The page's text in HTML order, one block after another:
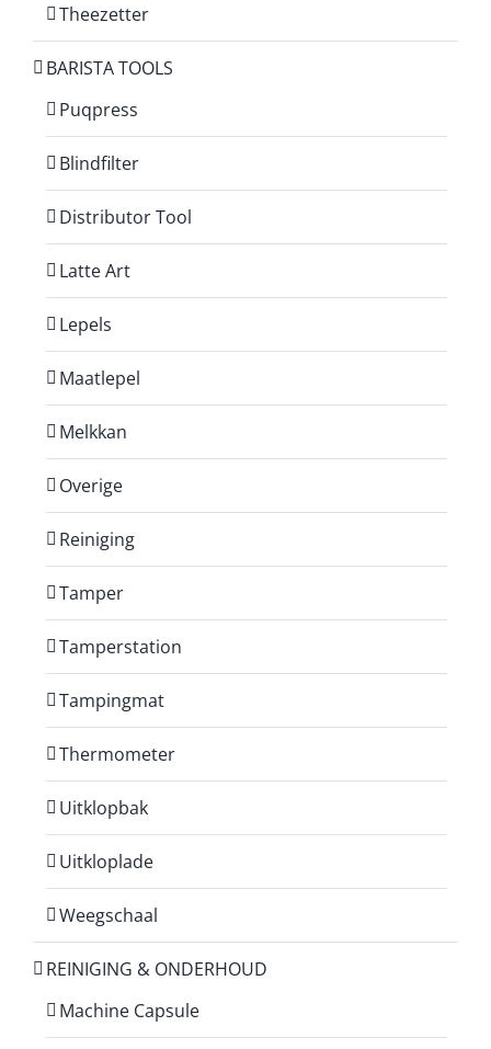
Theezetter
BARISTA TOOLS
Puqpress
Blindfilter
Distributor Tool
Latte Art
Lepels
Maatlepel
Melkkan
Overige
Reiniging
Tamper
Tamperstation
Tampingmat
Thermometer
Uitklopbak
Uitkloplade
Weegschaal
REINIGING & ONDERHOUD
Machine Capsule